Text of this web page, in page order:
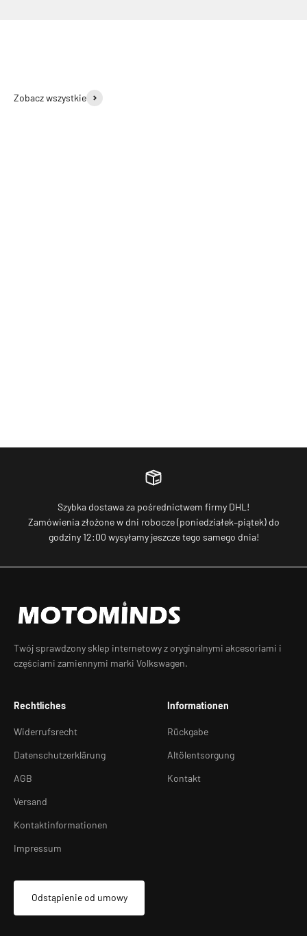
Zobacz wszystkie
Szybka dostawa za pośrednictwem firmy DHL!
Zamówienia złożone w dni robocze (poniedziałek–piątek) do
godziny 12:00 wysyłamy jeszcze tego samego dnia!
Twój sprawdzony sklep internetowy z oryginalnymi akcesoriami i
częściami zamiennymi marki Volkswagen.
Rechtliches
Widerrufsrecht
Datenschutzerklärung
AGB
Versand
Kontaktinformationen
Impressum
Odstąpienie od umowy
Informationen
Rückgabe
Altölentsorgung
Kontakt